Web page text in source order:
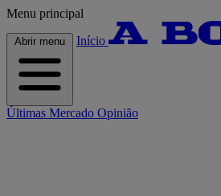
Menu principal
Abrir menu Início
Últimas Mercado Opinião